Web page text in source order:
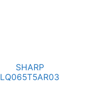
SHARP
LQ065T5AR03